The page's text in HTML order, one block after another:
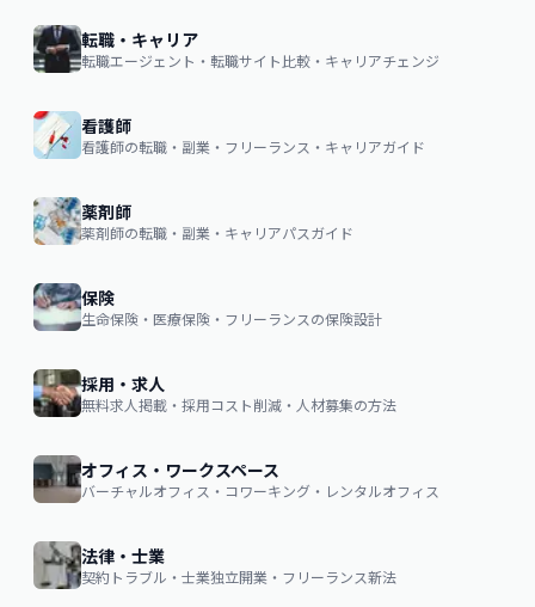
転職・キャリア
転職エージェント・転職サイト比較・キャリアチェンジ
看護師
看護師の転職・副業・フリーランス・キャリアガイド
薬剤師
薬剤師の転職・副業・キャリアパスガイド
保険
生命保険・医療保険・フリーランスの保険設計
採用・求人
無料求人掲載・採用コスト削減・人材募集の方法
オフィス・ワークスペース
バーチャルオフィス・コワーキング・レンタルオフィス
法律・士業
契約トラブル・士業独立開業・フリーランス新法